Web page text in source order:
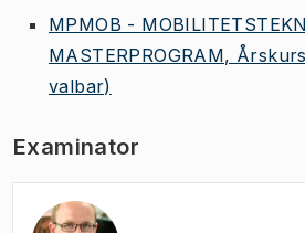
MPMOB -
MASTERPROGRAM,
valbar)
Examinator